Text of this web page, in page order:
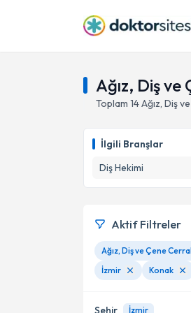
Ağız, Diş
Toplam 14Ağız, Diş
İlgili Branşlar
Diş Hekimi
Aktif Filtreler
Ağız, Diş ve Çene
İzmir
Konak
Şehir İzmir